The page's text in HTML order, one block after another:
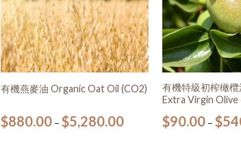
有機燕麥油 Organic Oat Oil (CO2)
$880.00– $5,280.00
有機特級初榨橄
Extra Virgin Olive
$90.00– $